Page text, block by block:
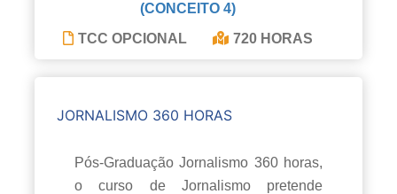
(CONCEITO 4)
TCC OPCIONAL
720 HORAS
JORNALISMO 360 HORAS
Pós-Graduação Jornalismo 360 horas,
o curso de Jornalismo pretende